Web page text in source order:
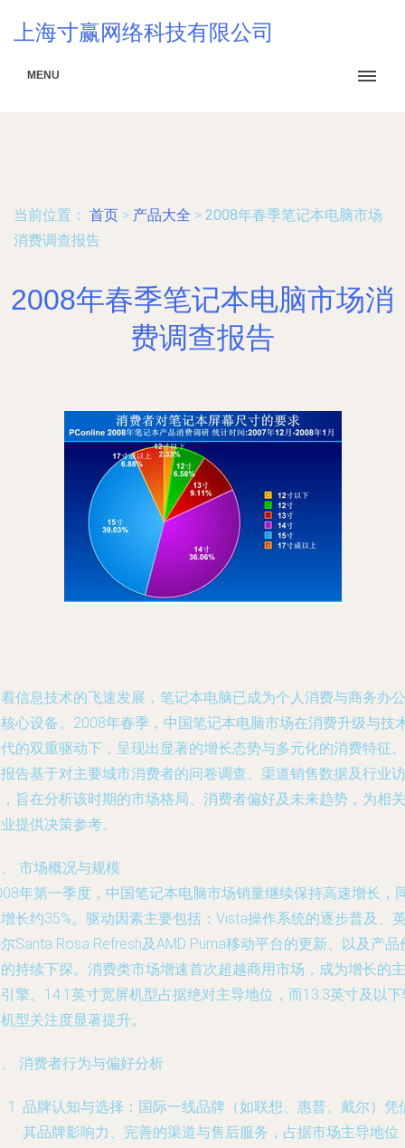
上海寸赢网络科技有限公司
MENU
当前位置： 首页 > 产品大全 > 2008年春季笔记本电脑市场
消费调查报告
2008年春季笔记本电脑市场消
费调查报告
信息技术的飞速发展，笔记本电脑已成为个人消费与商务办公
心设备。2008年春季，中国笔记本电脑市场在消费升级与技
的双重驱动下，呈现出显著的增长态势与多元化的消费特征。
告基于对主要城市消费者的问卷调查、渠道销售数据及行业访
旨在分析该时期的市场格局、消费者偏好及未来趋势，为相关
提供决策参考。
市场概况与规模
年第一季度，中国笔记本电脑市场销量继续保持高速增长，
长约35%。驱动因素主要包括：Vista操作系统的逐步普及、
Santa Rosa Refresh及AMD Puma移动平台的更新、以及产品
持续下探。消费类市场增速首次超越商用市场，成为增长的主
擎。14.1英寸宽屏机型占据绝对主导地位，而13.3英寸及以
型关注度显著提升。
消费者行为与偏好分析
品牌认知与选择：国际一线品牌（如联想、惠普、戴尔）凭
其品牌影响力、完善的渠道与售后服务，占据市场主导地位